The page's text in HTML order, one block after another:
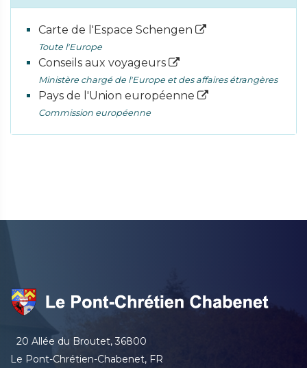
Carte de l'Espace Schengen
Toute l'Europe
Conseils aux voyageurs
Ministère chargé de l'Europe et des affaires étrangères
Pays de l'Union européenne
Commission européenne
20 Allée du Broutet, 36800
Le Pont-Chrétien-Chabenet, FR